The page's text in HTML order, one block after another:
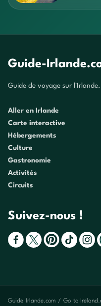
Guide-
Guide de voyage sur l'Irlande.
Aller en Irlande
Carte interactive
Hébergements
Culture
Gastronomie
Activités
Circuits
Suivez-nous !
Guide Irlande.com / Go to